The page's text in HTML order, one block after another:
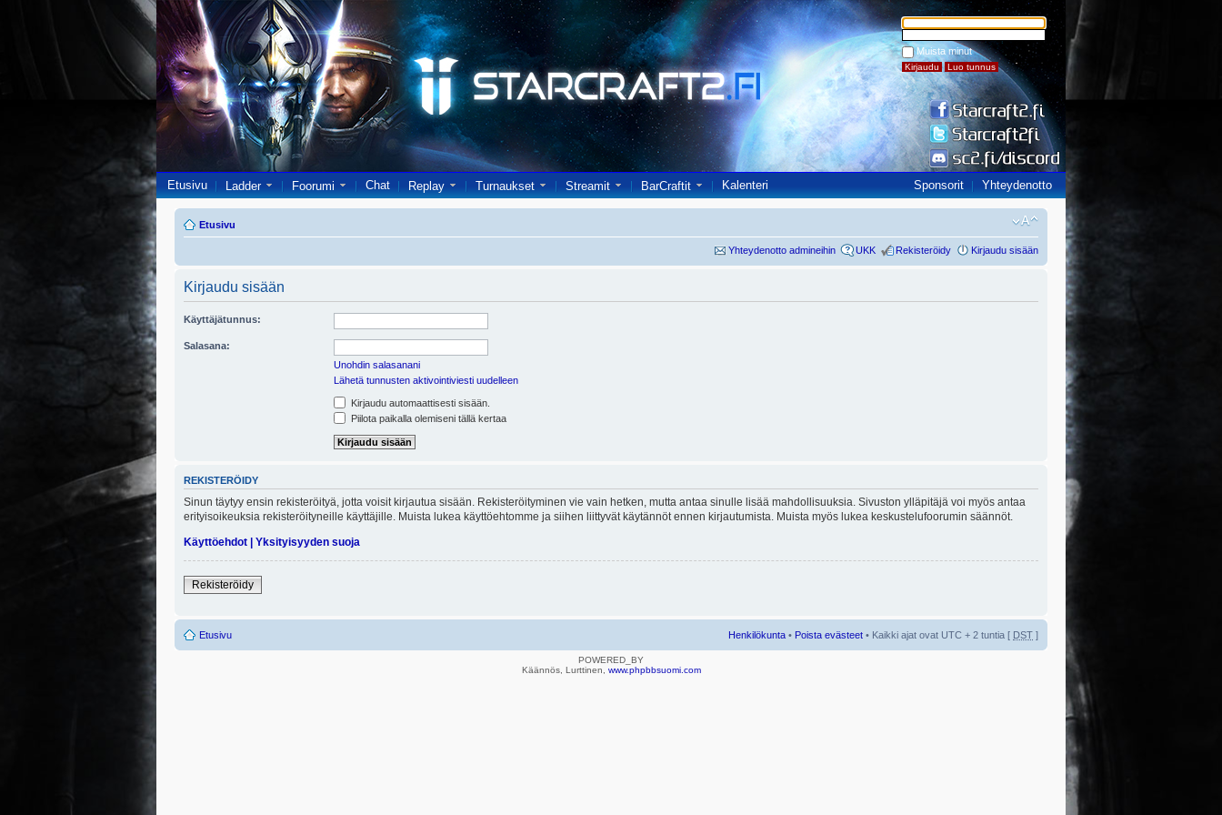
Muista minut
Etusivu Ladder Foorumi Chat Replay Turnaukset Streamit BarCraftit Kalenteri Sponsorit Yhteydenotto
Etusivu
Yhteydenotto admineihin UKK Rekisteröidy Kirjaudu sisään
Kirjaudu sisään
Käyttäjätunnus:
Salasana:
Unohdin salasanani
Lähetä tunnusten aktivointiviesti uudelleen
Kirjaudu automaattisesti sisään.
Piilota paikalla olemiseni tällä kertaa
REKISTERÖIDY
Sinun täytyy ensin rekisteröityä, jotta voisit kirjautua sisään. Rekisteröityminen vie vain hetken, mutta antaa sinulle lisää mahdollisuuksia. Sivuston ylläpitäjä voi myös antaa
erityisoikeuksia rekisteröityneille käyttäjille. Muista lukea käyttöehtomme ja siihen liittyvät käytännöt ennen kirjautumista. Muista myös lukea keskustelufoorumin säännöt.
Käyttöehdot | Yksityisyyden suoja
Rekisteröidy
Etusivu Henkilökunta • Poista evästeet • Kaikki ajat ovat UTC + 2 tuntia [ DST ]
POWERED_BY
Käännös, Lurttinen, www.phpbbsuomi.com